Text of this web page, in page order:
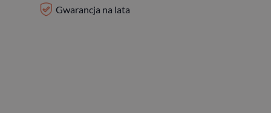
Gwarancja na lata